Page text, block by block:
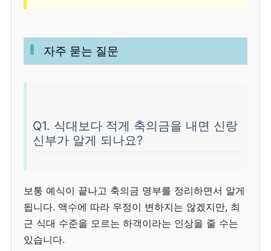
자주 묻는 질문
Q1. 식대보다 적게 축의금을 내면 신랑
신부가 알게 되나요?
보통 예식이 끝나고 축의금 명부를 정리하면서 알게
됩니다. 액수에 따라 우정이 변하지는 않겠지만, 최
근 식대 수준을 모르는 하객이라는 인상을 줄 수는
있습니다.